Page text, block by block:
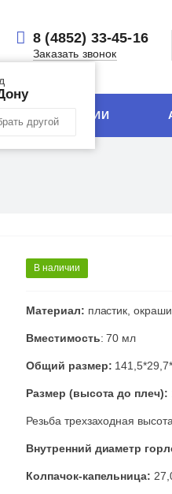
другой
8 (4852) 33-45-16
Заказать звонок
ТЕХНОЛОГИИ
В наличии
Материал: пластик,
Вместимость: 70 мл
Общий размер:
Размер (высота до плеч):
Резьба трехзаходная
Внутренний диаметр
Колпачок-капельница: